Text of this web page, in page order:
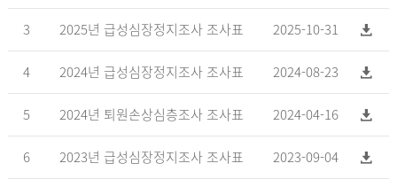
3 2025년 급성심장정지조사 조사표 2025-10-31
4 2024년 급성심장정지조사 조사표 2024-08-23
5 2024년 퇴원손상심층조사 조사표 2024-04-16
6 2023년 급성심장정지조사 조사표 2023-09-04